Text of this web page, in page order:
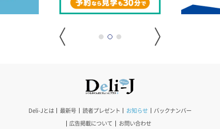
Deli-Jとは 最新号 読者プレゼント お知らせ
バックナンバー
広告掲載について
お問い合わせ